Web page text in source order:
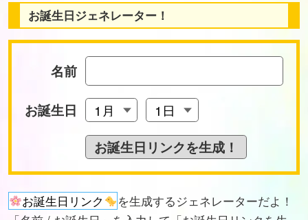
お誕生日ジェネレーター！
名前
お誕生日
お誕生日リンク
を生成するジェネレーターだよ！